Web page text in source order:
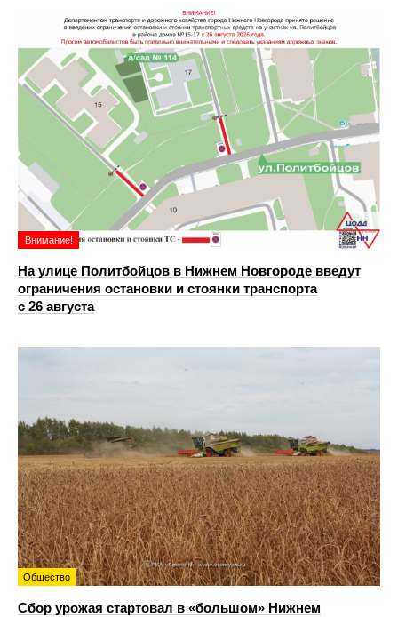
Внимание!
На улице Политбойцов в Нижнем Новгороде введут
ограничения остановки и стоянки транспорта
с 26 августа
Общество
Сбор урожая стартовал в «большом» Нижнем